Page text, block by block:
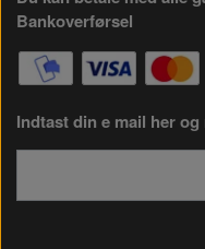
Bankoverførsel
Indtast din e mail her